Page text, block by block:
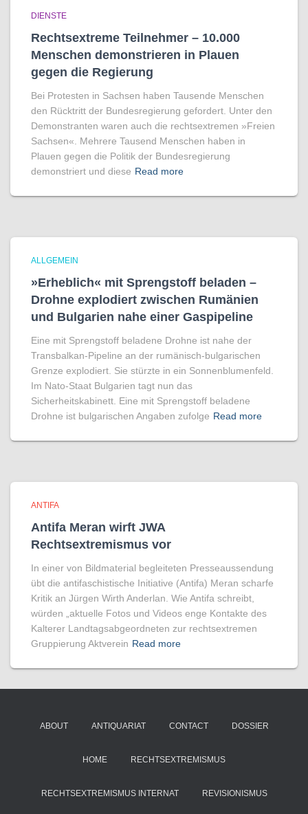
DIENSTE
Rechtsextreme Teilnehmer – 10.000
Menschen demonstrieren in Plauen
gegen die Regierung
Bei Protesten in Sachsen haben Tausende Menschen
den Rücktritt der Bundesregierung gefordert. Unter den
Demonstranten waren auch die rechtsextremen »Freien
Sachsen«. Mehrere Tausend Menschen haben in
Plauen gegen die Politik der Bundesregierung
demonstriert und diese Read more
ALLGEMEIN
»Erheblich« mit Sprengstoff beladen –
Drohne explodiert zwischen Rumänien
und Bulgarien nahe einer Gaspipeline
Eine mit Sprengstoff beladene Drohne ist nahe der
Transbalkan-Pipeline an der rumänisch-bulgarischen
Grenze explodiert. Sie stürzte in ein Sonnenblumenfeld.
Im Nato-Staat Bulgarien tagt nun das
Sicherheitskabinett. Eine mit Sprengstoff beladene
Drohne ist bulgarischen Angaben zufolge Read more
ANTIFA
Antifa Meran wirft JWA
Rechtsextremismus vor
In einer von Bildmaterial begleiteten Presseaussendung
übt die antifaschistische Initiative (Antifa) Meran scharfe
Kritik an Jürgen Wirth Anderlan. Wie Antifa schreibt,
würden „aktuelle Fotos und Videos enge Kontakte des
Kalterer Landtagsabgeordneten zur rechtsextremen
Gruppierung Aktverein Read more
ABOUT ANTIQUARIAT CONTACT DOSSIER
HOME RECHTSEXTREMISMUS
RECHTSEXTREMISMUS INTERNAT REVISIONISMUS